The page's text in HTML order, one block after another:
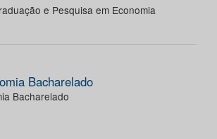
e Pesquisa em Economia
Bacharelado
Bacharelado